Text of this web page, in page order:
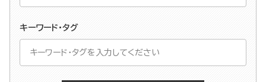
キーワード・タグ